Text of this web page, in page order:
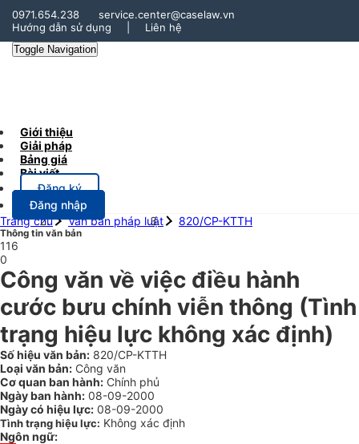
0971.654.238
service.center@caselaw.vn
Hướng dẫn sử dụng
Liên hệ
Toggle Navigation
Giới thiệu
Giải pháp
Bảng giá
Bài viết
Đăng ký
Đăng nhập
Trang chủ
Văn bản pháp luật 820/CP-KTTH
Thông tin văn bản
116
0
Công văn về việc điều hành
cước bưu chính viễn thông (Tình
trạng hiệu lực không xác định)
Số hiệu văn bản: 820/CP-KTTH
Loại văn bản: Công văn
Cơ quan ban hành: Chính phủ
Ngày ban hành: 08-09-2000
Ngày có hiệu lực: 08-09-2000
Tình trạng hiệu lực: Không xác định
Ngôn ngữ: